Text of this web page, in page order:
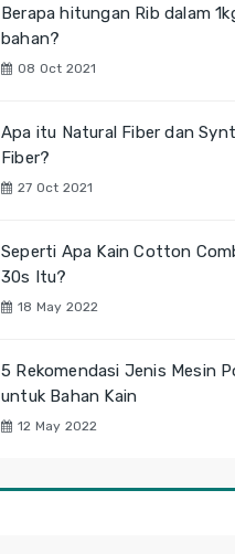
Berapa hitungan Rib dalam
bahan?
08 Oct 2021
Apa itu Natural Fiber dan
Fiber?
27 Oct 2021
Seperti Apa Kain Cotton
30s Itu?
18 May 2022
5 Rekomendasi Jenis Mesin
untuk Bahan Kain
12 May 2022